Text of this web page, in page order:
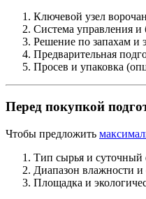
Ключевой узел
Система управления и
Решение по запахам и
Предварительная
Просев и упаковка
Перед покупкой
Чтобы предложить
Тип сырья и суточный
Диапазон влажности
Площадка и